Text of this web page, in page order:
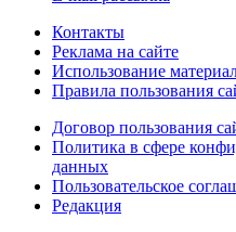
Контакты
Реклама на сайте
Использование
Правила пользования
Договор пользования
Политика в сфере
данных
Пользовательское
Редакция